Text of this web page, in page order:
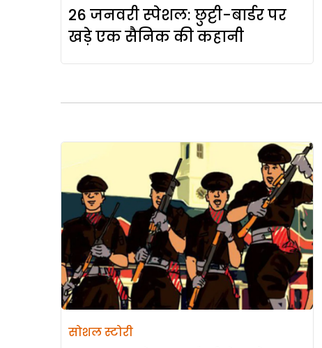
26 जनवरी स्पेशल: छुट्टी-बार्डर पर
खड़े एक सैनिक की कहानी
सोशल स्टोरी